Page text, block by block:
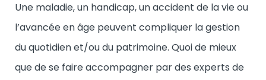
Une maladie, un handicap, un accident de la vie ou
l’avancée en âge peuvent compliquer la gestion
du quotidien et/ou du patrimoine. Quoi de mieux
que de se faire accompagner par des experts de